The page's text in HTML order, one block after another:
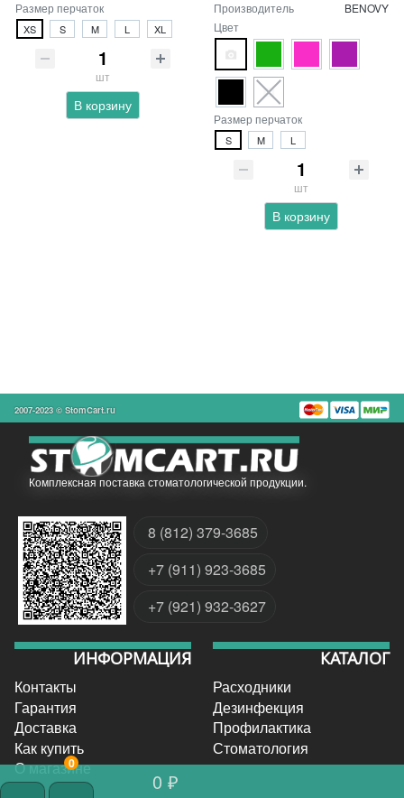
Размер перчаток
XS S M L XL
шт
В корзину
Производитель
BENOVY
Цвет
Размер перчаток
S M L
шт
В корзину
2007-2023 © StomCart.ru
Комплексная поставка стоматологической продукции.
8 (812) 379-3685
+7 (911) 923-3685
+7 (921) 932-3627
ИНФОРМАЦИЯ
Контакты
Гарантия
Доставка
Как купить
О магазине
КАТАЛОГ
Расходники
Дезинфекция
Профилактика
Стоматология
0
0 ₽